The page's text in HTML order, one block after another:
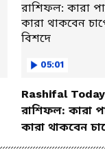
05:01
Rashifal Today
রাশিফল: কারা
কারা থাকবেন